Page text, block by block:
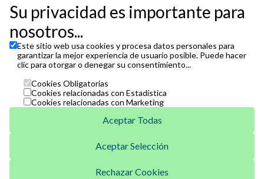
Venta Telefónica
Su privacidad es importante para
nosotros...
Este sitio web usa cookies y procesa datos personales para
garantizar la mejor experiencia de usuario posible. Puede hacer
clic para otorgar o denegar su consentimiento...
Cookies Obligatorias
Cookies relacionadas con Estadística
Cookies relacionadas con Marketing
Aceptar Todas
Aceptar Selección
Rechazar Cookies